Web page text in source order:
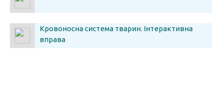
Кровоносна система тварин. Інтерактивна
вправа